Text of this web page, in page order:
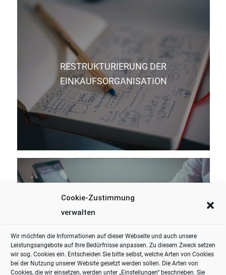
Cookie-Zustimmung
verwalten
Wir möchten die Informationen auf dieser Webseite und auch unsere
Leistungsangebote auf Ihre Bedürfnisse anpassen. Zu diesem Zweck setzen
wir sog. Cookies ein. Entscheiden Sie bitte selbst, welche Arten von Cookies
bei der Nutzung unserer Website gesetzt werden sollen. Die Arten von
Cookies, die wir einsetzen, werden unter „Einstellungen“ beschrieben. Sie
RESTRUKTURIERUNG DER
EINKAUFSORGANISATION
ERHÖHUNG DER EINKAUFSKONDITIONEN